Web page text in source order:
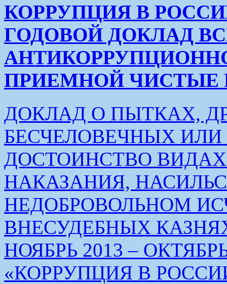
КОРРУПЦИЯ В
ГОДОВОЙ ДОКЛАД
ПРИЕМНОЙ ЧИСТЫЕ
ДОКЛАД О ПЫТКАХ,
БЕСЧЕЛОВЕЧНЫХ
ДОСТОИНСТВО
НАКАЗАНИЯ,
НЕДОБРОВОЛЬНОМ
ВНЕСУДЕБНЫХ
НОЯБРЬ 2013 – ОКТЯБРЬ
«КОРРУПЦИЯ В